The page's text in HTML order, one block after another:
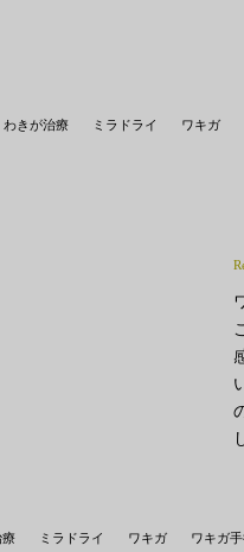
わきが治療 ミラドライ ワキガ
療
ミラドライ ワキガ ワキガ